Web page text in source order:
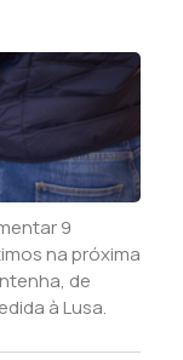
9
na próxima
de
à Lusa.